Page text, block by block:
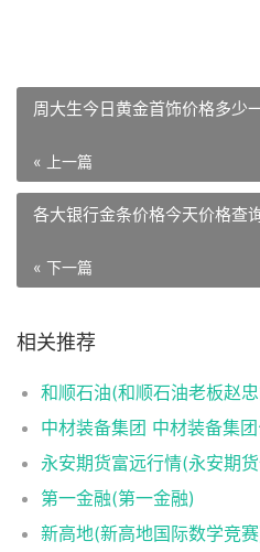
周大生今日黄金首饰价格多少
« 上一篇
各大银行金条价格今天价格查
« 下一篇
相关推荐
和顺石油(和顺石油老板赵
中材装备集团 中材装备集
永安期货富远行情(永安期
第一金融(第一金融)
新高地(新高地国际数学竞